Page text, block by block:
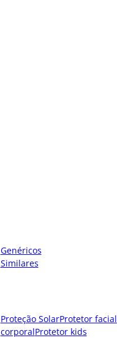
Genéricos
Similares
Proteção SolarProtetor facial
corporalProtetor kids